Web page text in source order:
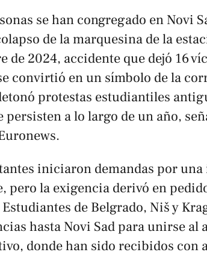
se han congregado en Novi
de la marquesina de la
de 2024, accidente que dejó 16
convirtió en un símbolo de la
protestas estudiantiles
persisten a lo largo de un año,
.
iniciaron demandas por
pero la exigencia derivó en
de Belgrado, Niš y
hasta Novi Sad para unirse al
donde han sido recibidos con